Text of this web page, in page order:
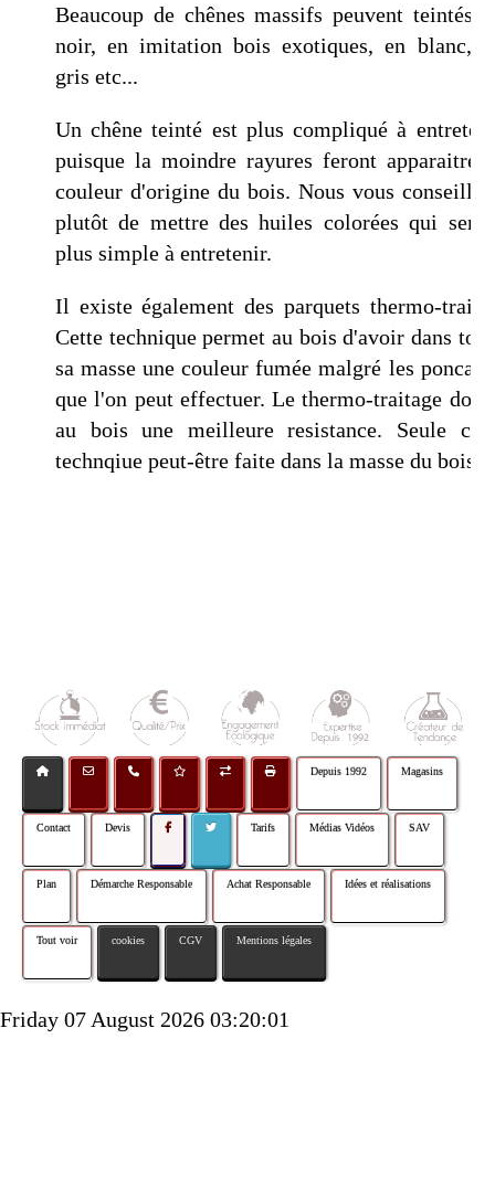
Beaucoup de chênes massifs peuvent teintés
noir, en imitation bois exotiques, en blanc,
gris etc...
Un chêne teinté est plus compliqué à
puisque la moindre rayures feront apparaitre
couleur d'origine du bois. Nous vous
plutôt de mettre des huiles colorées qui
plus simple à entretenir.
Il existe également des parquets thermo-
Cette technique permet au bois d'avoir dans
sa masse une couleur fumée malgré les
que l'on peut effectuer. Le thermo-traitage
au bois une meilleure resistance. Seule
technqiue peut-être faite dans la masse du bois.
Depuis 1992 Magasins
Contact Devis Tarifs Médias Vidéos SAV
Plan Démarche Responsable Achat Responsable Idées et réalisations
Tout voir cookies CGV Mentions légales
Friday 07 August 2026 03:20:01